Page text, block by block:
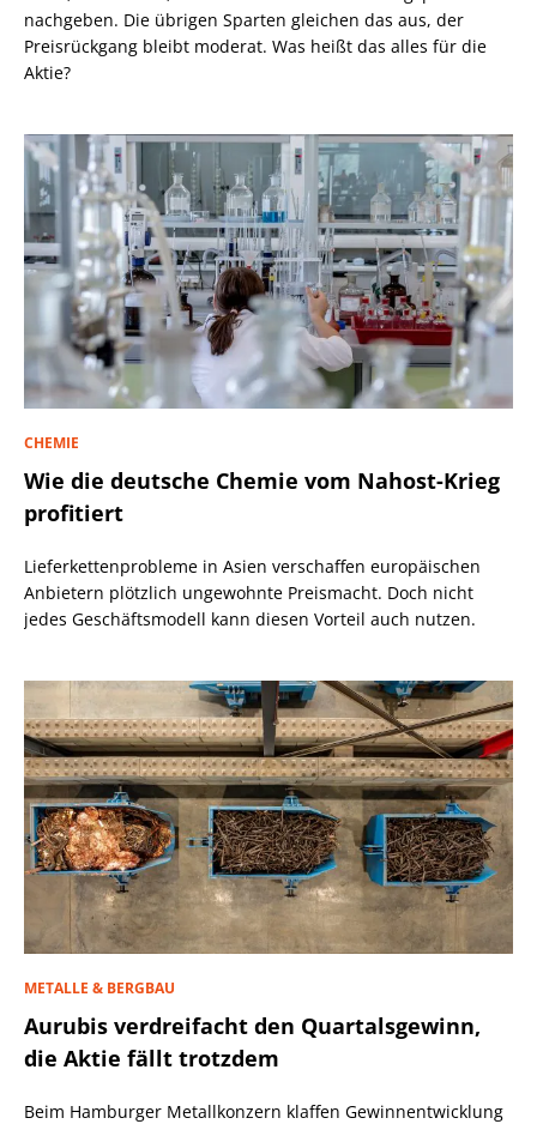
nachgeben. Die übrigen Sparten gleichen das aus, der
Preisrückgang bleibt moderat. Was heißt das alles für die
Aktie?
CHEMIE
Wie die deutsche Chemie vom Nahost-Krieg
profitiert
Lieferkettenprobleme in Asien verschaffen europäischen
Anbietern plötzlich ungewohnte Preismacht. Doch nicht
jedes Geschäftsmodell kann diesen Vorteil auch nutzen.
METALLE & BERGBAU
Aurubis verdreifacht den Quartalsgewinn,
die Aktie fällt trotzdem
Beim Hamburger Metallkonzern klaffen Gewinnentwicklung